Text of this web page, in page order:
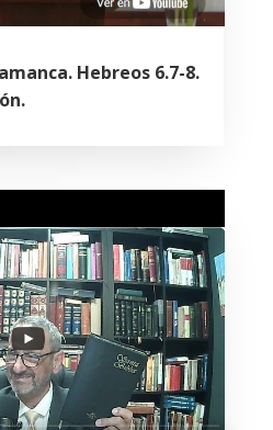
Hebreos 6.7-8.